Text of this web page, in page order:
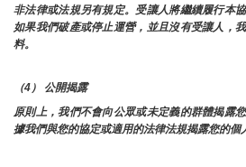
非法律或法規另有規定。受讓人將繼續履行本
如果我們破產或停止運營，並且沒有受讓人，
料。
（4） 公開揭露
原則上，我們不會向公眾或未定義的群體揭露
據我們與您的協定或適用的法律法規揭露您的個